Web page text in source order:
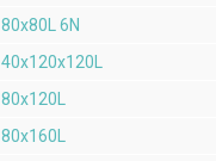
80x80L 6N
40x120x120L
80x120L
80x160L